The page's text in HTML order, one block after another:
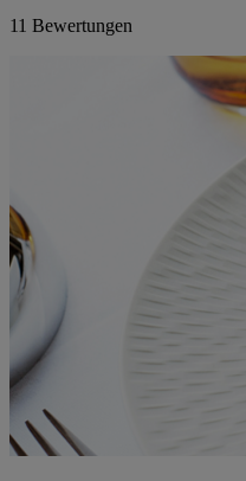
11 Bewertungen